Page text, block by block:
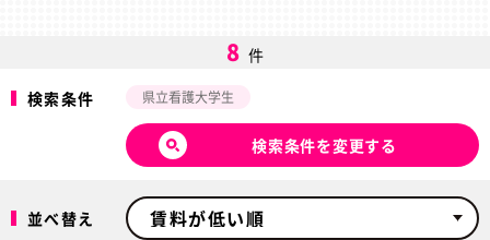
8 件
検索条件
県立看護大学生
検索条件を変更する
並べ替え